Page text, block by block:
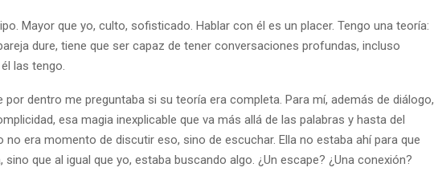
Mayor que yo, culto, sofisticado. Hablar con él es un placer. Tengo una teoría:
dure, tiene que ser capaz de tener conversaciones profundas, incluso
las tengo.
por dentro me preguntaba si su teoría era completa. Para mí, además de diálogo,
esa magia inexplicable que va más allá de las palabras y hasta del
no era momento de discutir eso, sino de escuchar. Ella no estaba ahí para que
sino que al igual que yo, estaba buscando algo. ¿Un escape? ¿Una conexión?